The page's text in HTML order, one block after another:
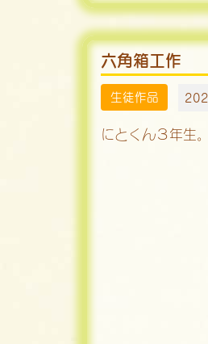
六角箱工作
生徒作品
にとくん３年生